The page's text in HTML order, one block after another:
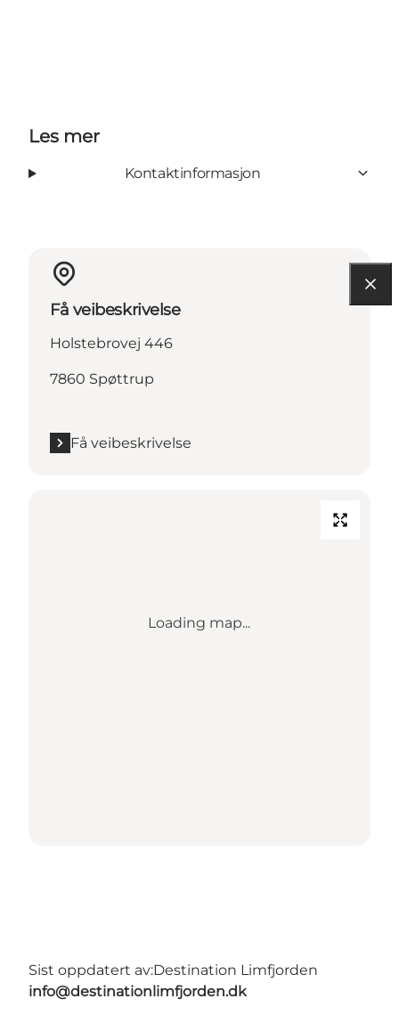
Les mer
Kontaktinformasjon
Få veibeskrivelse
Holstebrovej 446
7860 Spøttrup
Få veibeskrivelse
Loading map...
Sist oppdatert av:Destination Limfjorden
info@destinationlimfjorden.dk